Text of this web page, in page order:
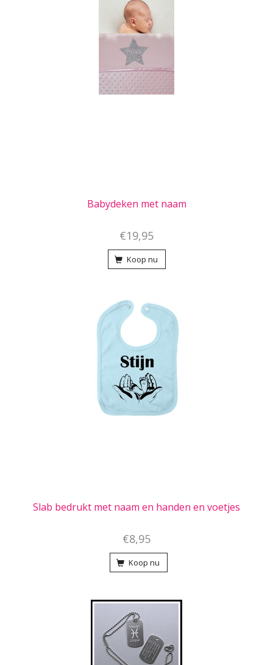
Babydeken met naam
€19,95
Koop nu
Slab bedrukt met naam en handen en voetjes
€8,95
Koop nu